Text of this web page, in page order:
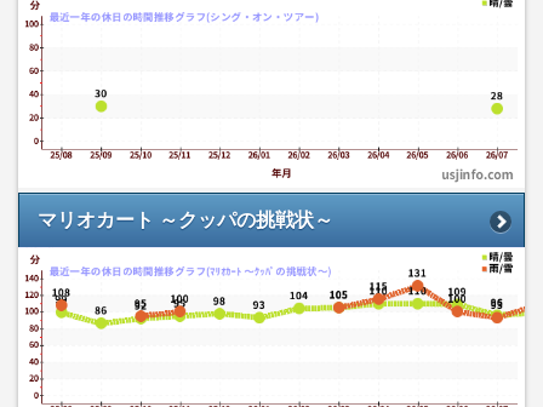
マリオカート ～クッパの挑戦状～